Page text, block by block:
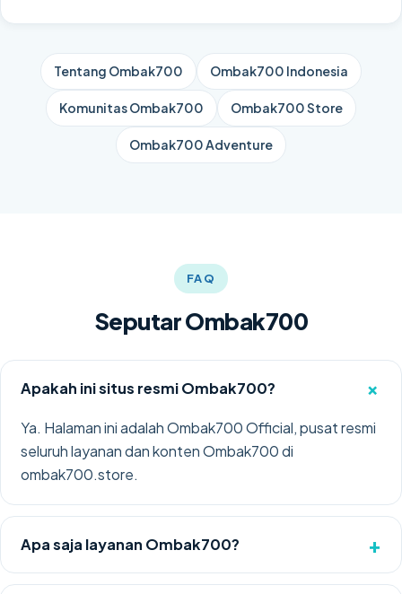
Tentang Ombak700 Ombak700 Indonesia
Komunitas Ombak700 Ombak700 Store
Ombak700 Adventure
FAQ
Seputar Ombak700
Apakah ini situs resmi Ombak700? +
Ya. Halaman ini adalah Ombak700 Official, pusat resmi
seluruh layanan dan konten Ombak700 di
ombak700.store.
Apa saja layanan Ombak700? +
Panduan surfing/diving/snorkeling, rental gear, toko